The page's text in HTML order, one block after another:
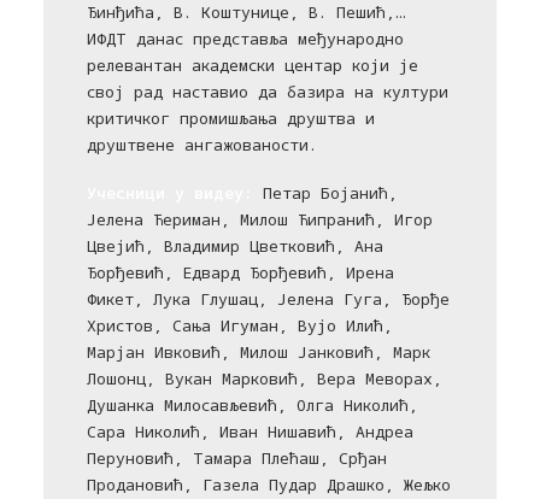
Ђинђића, В. Коштунице, В. Пешић,…
ИФДТ данас представља међународно
релевантан академски центар који је
свој рад наставио да базира на култури
критичког промишљања друштва и
друштвене ангажованости.
Петар Бојанић,
Јелена Ћериман, Милош Ћипранић, Игор
Цвејић, Владимир Цветковић, Ана
Ђорђевић, Едвард Ђорђевић, Ирена
Фикет, Лука Глушац, Јелена Гуга, Ђорђе
Христов, Сања Игуман, Вујо Илић,
Марјан Ивковић, Милош Јанковић, Марк
Лошонц, Вукан Марковић, Вера Меворах,
Душанка Милосављевић, Олга Николић,
Сара Николић, Иван Нишавић, Андреа
Перуновић, Тамара Плећаш, Срђан
Продановић, Газела Пудар Драшко, Жељко